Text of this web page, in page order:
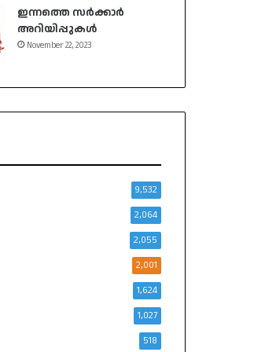
ഇന്നത്തെ സർക്കാർ
അറിയിപ്പുകൾ
November 22, 2023
9,532
2,064
2,055
2,001
1,624
1,027
518